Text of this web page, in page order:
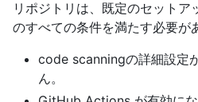
リポジトリは、既定のセットア
のすべての条件を満たす必要が
code scanningの詳細設定
ん。